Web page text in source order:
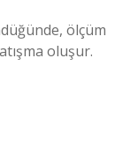
ölçüm
oluşur.